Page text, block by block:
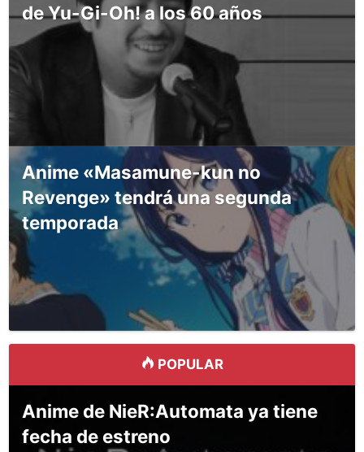
de Yu-Gi-Oh! a los 60 años
Anime «Masamune-kun no
Revenge» tendrá una segunda
temporada
POPULAR
Anime de NieR:Automata ya tiene
fecha de estreno